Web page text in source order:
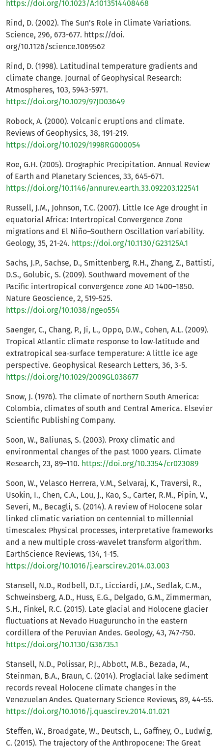
https://doi.org/10.1023/A:1013514408468
Rind, D. (2002). The Sun’s Role in Climate Variations.
Science, 296, 673-677. https://doi.
org/10.1126/science.1069562
Rind, D. (1998). Latitudinal temperature gradients and
climate change. Journal of Geophysical Research:
Atmospheres, 103, 5943-5971.
https://doi.org/10.1029/97JD03649
Robock, A. (2000). Volcanic eruptions and climate.
Reviews of Geophysics, 38, 191-219.
https://doi.org/10.1029/1998RG000054
Roe, G.H. (2005). Orographic Precipitation. Annual Review
of Earth and Planetary Sciences, 33, 645-671.
https://doi.org/10.1146/annurev.earth.33.092203.122541
Russell, J.M., Johnson, T.C. (2007). Little Ice Age drought in
equatorial Africa: Intertropical Convergence Zone
migrations and El Niño–Southern Oscillation variability.
Geology, 35, 21-24. https://doi.org/10.1130/G23125A.1
Sachs, J.P., Sachse, D., Smittenberg, R.H., Zhang, Z., Battisti,
D.S., Golubic, S. (2009). Southward movement of the
Pacific intertropical convergence zone AD 1400–1850.
Nature Geoscience, 2, 519-525.
https://doi.org/10.1038/ngeo554
Saenger, C., Chang, P., Ji, L., Oppo, D.W., Cohen, A.L. (2009).
Tropical Atlantic climate response to low‐latitude and
extratropical sea‐surface temperature: A little ice age
perspective. Geophysical Research Letters, 36, 3-5.
https://doi.org/10.1029/2009GL038677
Snow, J. (1976). The climate of northern South America:
Colombia, climates of south and Central America. Elsevier
Scientific Publishing Company.
Soon, W., Baliunas, S. (2003). Proxy climatic and
environmental changes of the past 1000 years. Climate
Research, 23, 89–110. https://doi.org/10.3354/cr023089
Soon, W., Velasco Herrera, V.M., Selvaraj, K., Traversi, R.,
Usokin, I., Chen, C.A., Lou, J., Kao, S., Carter, R.M., Pipin, V.,
Severi, M., Becagli, S. (2014). A review of Holocene solar
linked climatic variation on centennial to millennial
timescales: Physical processes, interpretative frameworks
and a new multiple cross-wavelet transform algorithm.
EarthScience Reviews, 134, 1-15.
https://doi.org/10.1016/j.earscirev.2014.03.003
Stansell, N.D., Rodbell, D.T., Licciardi, J.M., Sedlak, C.M.,
Schweinsberg, A.D., Huss, E.G., Delgado, G.M., Zimmerman,
S.H., Finkel, R.C. (2015). Late glacial and Holocene glacier
fluctuations at Nevado Huaguruncho in the eastern
cordillera of the Peruvian Andes. Geology, 43, 747-750.
https://doi.org/10.1130/G36735.1
Stansell, N.D., Polissar, P.J., Abbott, M.B., Bezada, M.,
Steinman, B.A., Braun, C. (2014). Proglacial lake sediment
records reveal Holocene climate changes in the
Venezuelan Andes. Quaternary Science Reviews, 89, 44-55.
https://doi.org/10.1016/j.quascirev.2014.01.021
Steffen, W., Broadgate, W., Deutsch, L., Gaffney, O., Ludwig,
C. (2015). The trajectory of the Anthropocene: The Great